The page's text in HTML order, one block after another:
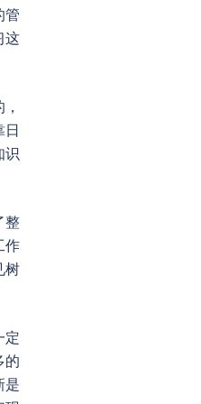
管
这
日
识
整
作
树
定
的
是